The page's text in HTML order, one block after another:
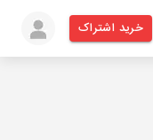
خرید اشتراک